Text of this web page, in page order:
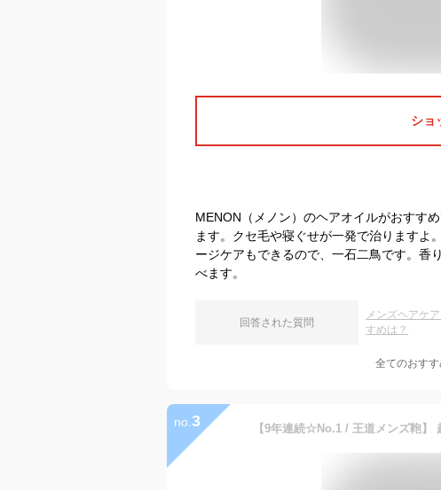
ショ
MENON（メノン）のヘアオイルがおすす
ます。クセ毛や寝ぐせが一発で治りますよ
ージケアもできるので、一石二鳥です。香
べます。
回答された質問
メンズヘアケ
すめは？
全てのおすす
no. 3